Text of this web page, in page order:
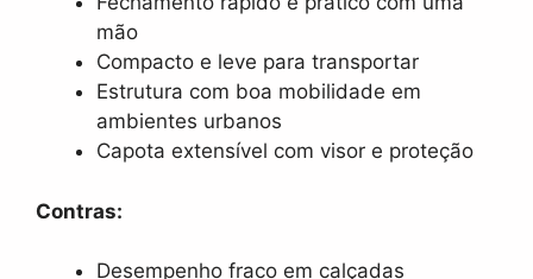
mão
Compacto e leve para transportar
Estrutura com boa mobilidade em
ambientes urbanos
Capota extensível com visor e proteção
Contras:
Desempenho fraco em calçadas